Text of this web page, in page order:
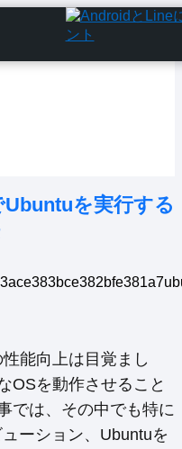
を実行する
能向上は目覚まし
OSを動作させること
では、その中でも特に
ーション、Ubuntuを